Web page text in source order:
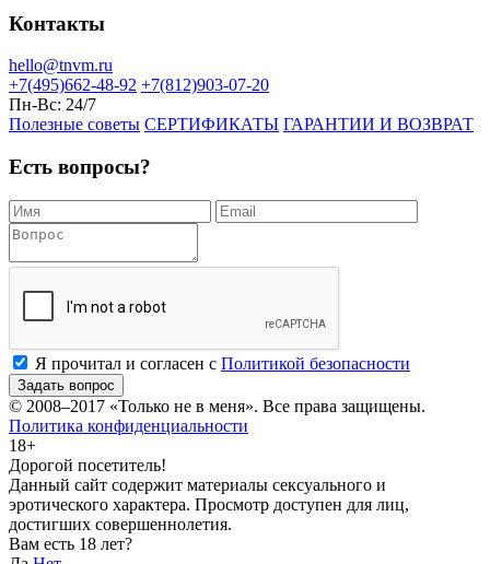
Контакты
hello@tnvm.ru
+7(495)662-48-92 +7(812)903-07-20
Пн-Вс: 24/7
Полезные советы СЕРТИФИКАТЫ ГАРАНТИИ И ВОЗВРАТ
Есть вопросы?
Я прочитал и согласен с Политикой безопасности
Задать вопрос
© 2008–2017 «Только не в меня». Все права защищены.
Политика конфиденциальности
18+
Дорогой посетитель!
Данный сайт содержит материалы сексуального и
эротического характера. Просмотр доступен для лиц,
достигших совершеннолетия.
Вам есть 18 лет?